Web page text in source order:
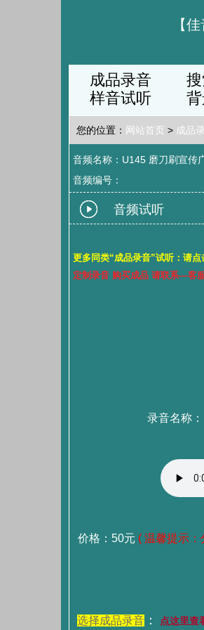
【
成品录音
样音试听
您的位置： 网站首页 > 成品
音频名称：U145 磨刀刷宣传
音频编号：
音频试听
更多同类“成品录音”试听：请点
定制录音 购买成品 请联系—客
录音名称
价格：50元 ( 温馨提示
选择成品录音： 点这里查